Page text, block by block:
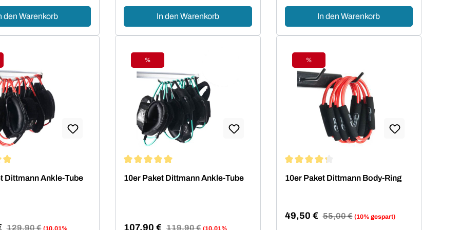
den Warenkorb In den Warenkorb In den Warenkorb
Dittmann Ankle-Tube
Regulärer Preis:
129,90 € (10.01%
Rabatt
%
10er Paket Dittmann Ankle-Tube
107,90 € Regulärer Preis:
119,90 € (10.01%
Rabatt
%
10er Paket Dittmann Body-Ring
Verkaufspreis:
49,50 € Regulärer Preis:
55,00 € (10% gespart)